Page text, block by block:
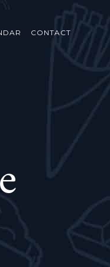
CONTACT